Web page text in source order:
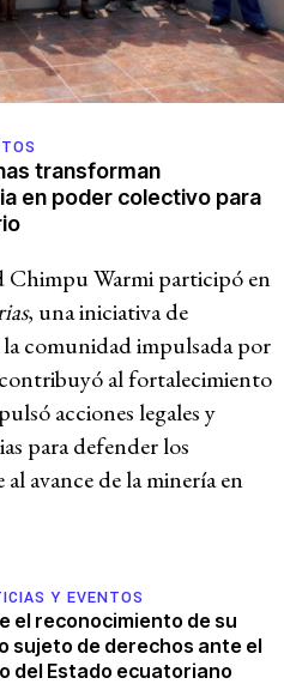
transforman
en poder colectivo para
Chimpu Warmi participó en
, una iniciativa de
comunidad impulsada por
al fortalecimiento
acciones legales y
para defender los
avance de la minería en
Y EVENTOS
el reconocimiento de su
sujeto de derechos ante el
del Estado ecuatoriano